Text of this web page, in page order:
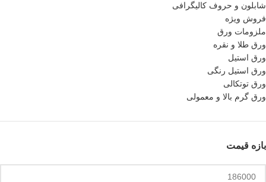
شابلون و حروف کالیگرافی
فروش ویژه
ملزومات ورق
ورق طلا و نقره
ورق استیل
ورق استیل رنگی
ورق توتکالی
ورق گرم بالا و معمولی
بازه قیمت